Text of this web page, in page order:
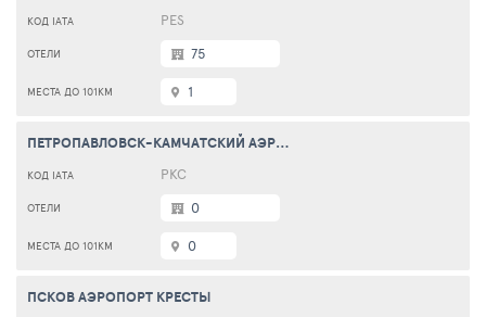
PES
75
1
ПЕТРОПАВЛОВСК-КАМЧАТСКИЙ АЭРОПОРТ ЕЛИЗОВО
PKC
0
0
ПСКОВ АЭРОПОРТ КРЕСТЫ